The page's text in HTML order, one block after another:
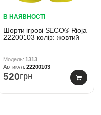
В НАЯВНОСТІ
Шорти ігрові SECO® Rioja
22200103 колiр: жовтий
1313
22200103
520грн